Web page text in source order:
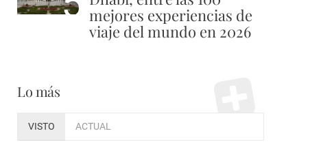
mejores experiencias de
viaje del mundo en 2026
Lo más
VISTO ACTUAL